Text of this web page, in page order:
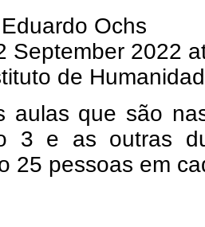
Eduardo Ochs
September 2022
de
aulas que são
3 e as outras
25 pessoas em